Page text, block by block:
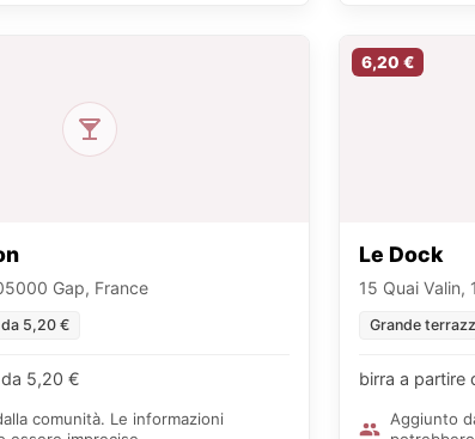
Gap, France
5,20 €
5,20 €
comunità. Le informazioni
6,20 €
Le Dock
15 Quai Valin,
Grande
birra a partire
Aggiunto